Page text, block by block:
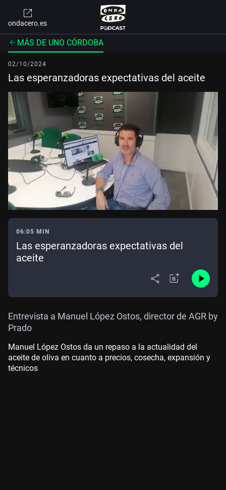
ondacero.es
MÁS DE UNO CÓRDOBA
02/10/2024
Las esperanzadoras expectativas del aceite
06:05 MIN
Las esperanzadoras expectativas del
aceite
Entrevista a Manuel López Ostos, director de AGR by
Prado
Manuel López Ostos da un repaso a la actualidad del
aceite de oliva en cuanto a precios, cosecha, expansión y
técnicos